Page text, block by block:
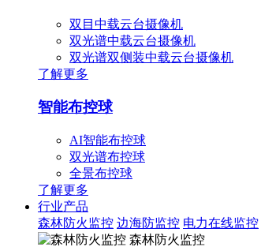
双目中载云台摄像机
双光谱中载云台摄像机
双光谱双侧装中载云台摄像机
了解更多
智能布控球
AI智能布控球
双光谱布控球
全景布控球
了解更多
行业产品
森林防火监控 边海防监控 电力在线监控
森林防火监控